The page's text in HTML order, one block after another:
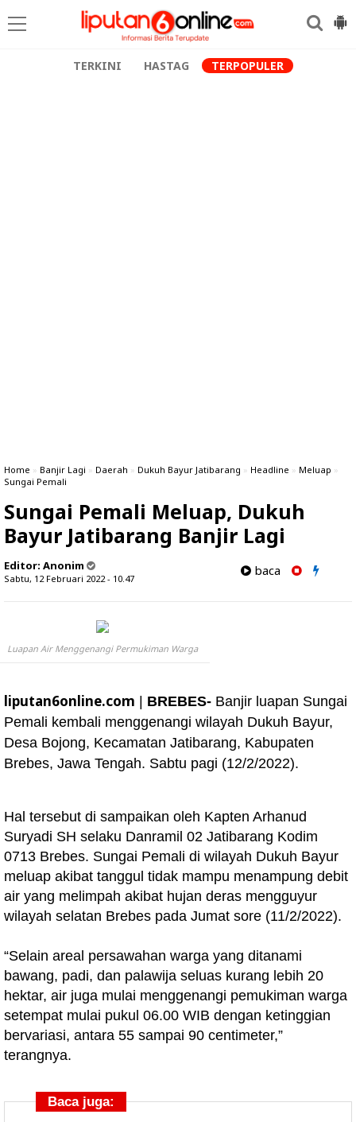
TERKINI HASTAG TERPOPULER
Home » Banjir Lagi » Daerah » Dukuh Bayur Jatibarang » Headline » Meluap »
Sungai Pemali
Sungai Pemali Meluap, Dukuh
Bayur Jatibarang Banjir Lagi
Editor: Anonim
Sabtu, 12 Februari 2022 - 10.47
baca
Luapan Air Menggenangi Permukiman Warga
liputan6online.com BREBES- Banjir luapan Sungai
Pemali kembali menggenangi wilayah Dukuh Bayur,
Desa Bojong, Kecamatan Jatibarang, Kabupaten
Brebes, Jawa Tengah. Sabtu pagi (12/2/2022).
Hal tersebut di sampaikan oleh Kapten Arhanud
Suryadi SH selaku Danramil 02 Jatibarang Kodim
0713 Brebes. Sungai Pemali di wilayah Dukuh Bayur
meluap akibat tanggul tidak mampu menampung debit
air yang melimpah akibat hujan deras mengguyur
wilayah selatan Brebes pada Jumat sore (11/2/2022).
“Selain areal persawahan warga yang ditanami
bawang, padi, dan palawija seluas kurang lebih 20
hektar, air juga mulai menggenangi pemukiman warga
setempat mulai pukul 06.00 WIB dengan ketinggian
bervariasi, antara 55 sampai 90 centimeter,”
terangnya.
Baca juga: